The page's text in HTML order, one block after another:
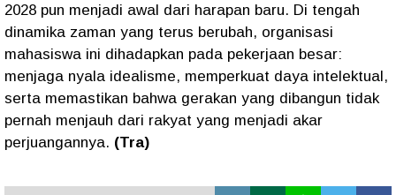
2028 pun menjadi awal dari harapan baru. Di tengah
dinamika zaman yang terus berubah, organisasi
mahasiswa ini dihadapkan pada pekerjaan besar:
menjaga nyala idealisme, memperkuat daya intelektual,
serta memastikan bahwa gerakan yang dibangun tidak
pernah menjauh dari rakyat yang menjadi akar
perjuangannya. (Tra)